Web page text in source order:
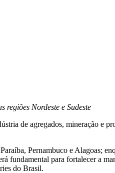
Nordeste e Sudeste
de agregados, mineração e
Pernambuco e Alagoas;
fundamental para fortalecer a
do Brasil.